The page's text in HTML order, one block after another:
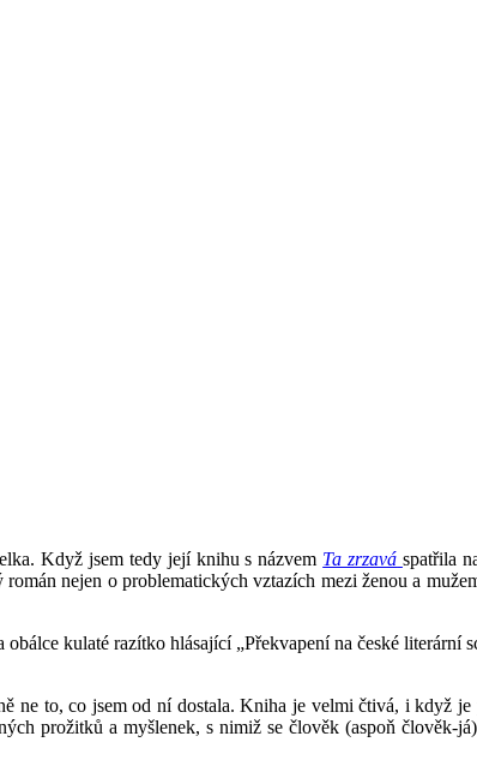
Když jsem tedy její knihu s názvem Ta zrzavá spatřila
nejen o problematických vztazích mezi ženou a
kulaté razítko hlásající „Překvapení na české literární
ne to, co jsem od ní dostala. Kniha je velmi čtivá, i když
prožitků a myšlenek, s nimiž se člověk (aspoň člověk-